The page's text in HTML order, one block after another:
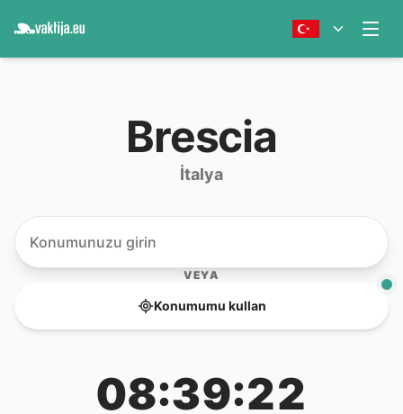
Brescia
İtalya
VEYA
Konumumu kullan
08:39:22